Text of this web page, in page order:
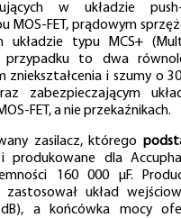
w układzie
MOS-FET, prądowym
układzie typu MCS+
to dwa
zniekształcenia i szumy o
zabezpieczającym
FET, a nie przekaźnikach.
zasilacz, którego
dla
160 000 μF.
układ
a końcówka mocy